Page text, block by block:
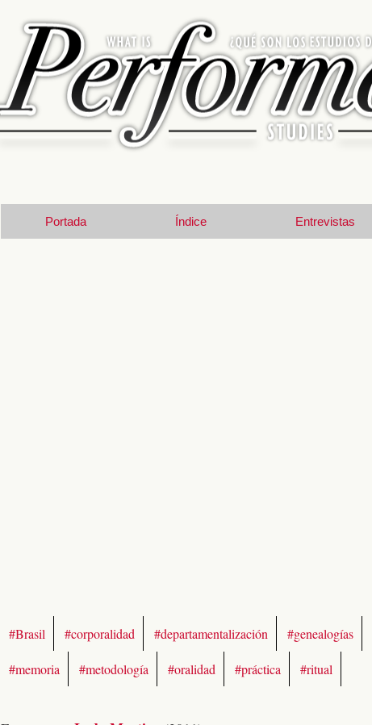
Portada Índice Entrevistas
#Brasil #corporalidad #departamentalización #genealogías
#memoria #metodología #oralidad #práctica #ritual